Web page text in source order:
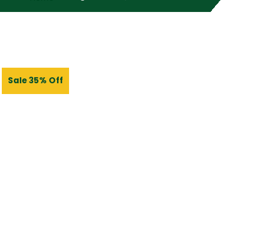
Sale 35% Off